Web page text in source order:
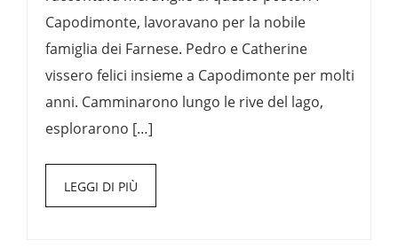
Capodimonte, lavoravano per la nobile
famiglia dei Farnese. Pedro e Catherine
vissero felici insieme a Capodimonte per molti
anni. Camminarono lungo le rive del lago,
esplorarono […]
LEGGI DI PIÙ